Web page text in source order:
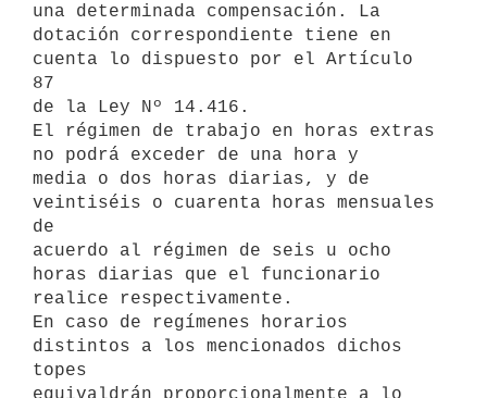
una determinada compensación. La
dotación correspondiente tiene en
cuenta lo dispuesto por el Artículo
87
de la Ley Nº 14.416.
El régimen de trabajo en horas extras
no podrá exceder de una hora y
media o dos horas diarias, y de
veintiséis o cuarenta horas mensuales
de
acuerdo al régimen de seis u ocho
horas diarias que el funcionario
realice respectivamente.
En caso de regímenes horarios
distintos a los mencionados dichos
topes